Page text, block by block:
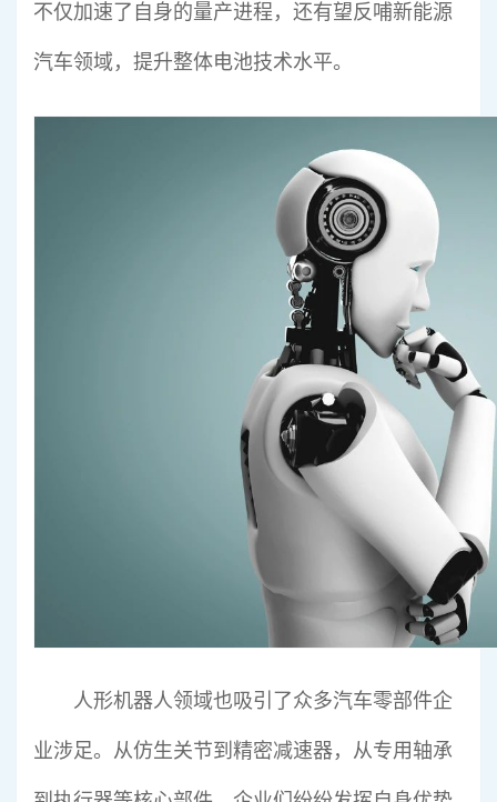
不仅加速了自身的量产进程，还有望反哺新能源
汽车领域，提升整体电池技术水平。
人形机器人领域也吸引了众多汽车零部件企
业涉足。从仿生关节到精密减速器，从专用轴承